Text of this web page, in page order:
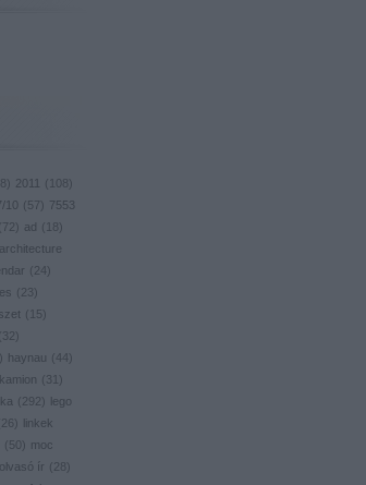
) 2011 ( 108 )
10 ( 57) 7553
72) ad ( 18 )
architecture
( 24)
( 23)
( 15)
32)
) haynau ( 44)
kamion ( 31
)
( 292)
lego
26 )
linkek
( 50) moc
olvasó ír ( 28 )